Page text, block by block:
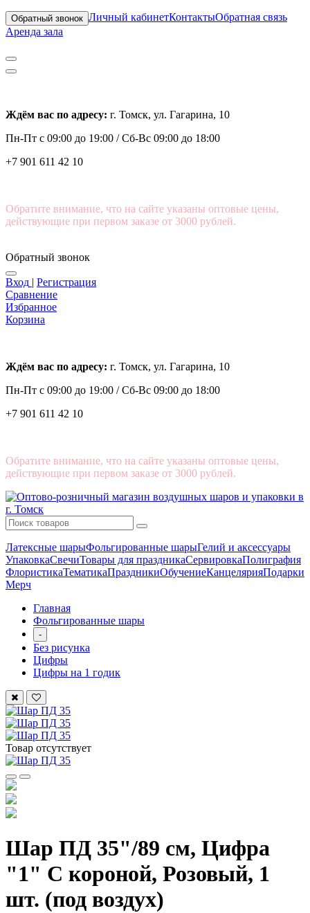
Обратный звонок Личный кабинетКонтактыОбратная связь
Аренда зала
Ждём вас по адресу: г. Томск, ул. Гагарина, 10
Пн-Пт с 09:00 до 19:00 /Сб-Вс 09:00 до 18:00
+7 901 611 42 10
Обратите внимание, что на сайте указаны оптовые цены,
действующие при первом заказе от 3000 рублей.
Обратный звонок
Вход | Регистрация
Сравнение
Избранное
Корзина
Ждём вас по адресу: г. Томск, ул. Гагарина, 10
Пн-Пт с 09:00 до 19:00 /Сб-Вс 09:00 до 18:00
+7 901 611 42 10
Обратите внимание, что на сайте указаны оптовые цены,
действующие при первом заказе от 3000 рублей.
Латексные шарыФольгированные шарыГелий и аксессуары
УпаковкаСвечиТовары для праздникаСервировкаПолиграфия
ФлористикаТематикаПраздникиОбучениеКанцелярияПодарки
Мерч
Главная
Фольгированные шары
-
Без рисунка
Цифры
Цифры на 1 годик
Товар отсутствует
Шар ПД 35"/89 см, Цифра
"1" С короной, Розовый, 1
шт. (под воздух)